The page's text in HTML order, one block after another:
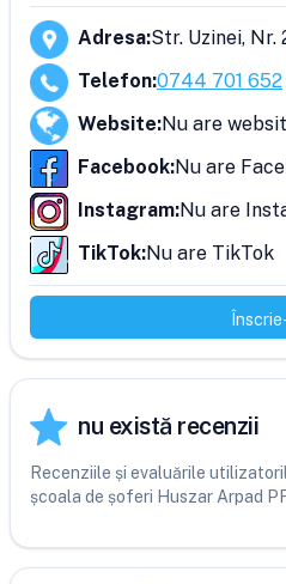
Adresa:Str. Uzinei, Nr.
Telefon:0744 701 652
Website:Nu are
Facebook:Nu are
Instagram:Nu are
TikTok:Nu are TikTok
nu există recenzii
Recenziile și evaluările
școala de șoferi Huszar Arpad